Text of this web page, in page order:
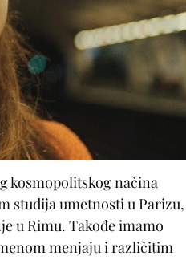
kosmopolitskog načina
studija umetnosti u Parizu,
u Rimu. Takođe imamo
menjaju i različitim